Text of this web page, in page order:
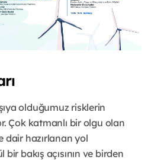
olduğumuz risklerin
Çok katmanlı bir olgu olan
dair hazırlanan yol
bakış açısının ve birden